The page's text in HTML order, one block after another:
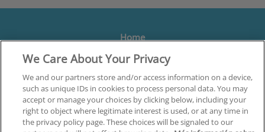
Home
Formación
Centros
Orientación
Quiénes somos
We Care About Your Privacy
We and our partners store and/or access information on a device,
such as unique IDs in cookies to process personal data. You may
accept or manage your choices by clicking below, including your
right to object where legitimate interest is used, or at any time in
the privacy policy page. These choices will be signaled to our